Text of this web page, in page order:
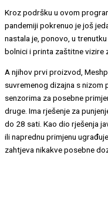
Kroz podršku u ovom
pandemiji pokrenuo je još
nastala je, ponovo, u
bolnici i printa zaštitne vizire
A njihov prvi proizvod,
suvremenog dizajna s nizom
senzorima za posebne
druge. Ima rješenje za
do 28 sati. Kao dio rješenja
ili naprednu primjenu
zahtjeva nikakve posebne